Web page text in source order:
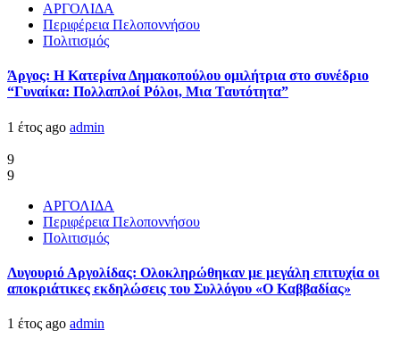
ΑΡΓΟΛΙΔΑ
Περιφέρεια Πελοποννήσου
Πολιτισμός
Άργος: Η Κατερίνα Δημακοπούλου ομιλήτρια στο συνέδριο
“Γυναίκα: Πολλαπλοί Ρόλοι, Μια Ταυτότητα”
1 έτος ago admin
9
9
ΑΡΓΟΛΙΔΑ
Περιφέρεια Πελοποννήσου
Πολιτισμός
Λυγουριό Αργολίδας: Ολοκληρώθηκαν με μεγάλη επιτυχία οι
αποκριάτικες εκδηλώσεις του Συλλόγου «Ο Καββαδίας»
1 έτος ago admin